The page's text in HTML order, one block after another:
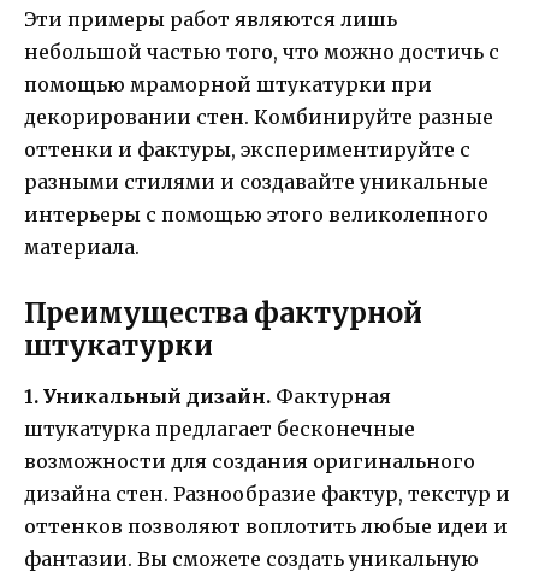
Эти примеры работ являются лишь
небольшой частью того, что можно достичь с
помощью мраморной штукатурки при
декорировании стен. Комбинируйте разные
оттенки и фактуры, экспериментируйте с
разными стилями и создавайте уникальные
интерьеры с помощью этого великолепного
материала.
Преимущества фактурной
штукатурки
1. Уникальный дизайн. Фактурная
штукатурка предлагает бесконечные
возможности для создания оригинального
дизайна стен. Разнообразие фактур, текстур и
оттенков позволяют воплотить любые идеи и
фантазии. Вы сможете создать уникальную